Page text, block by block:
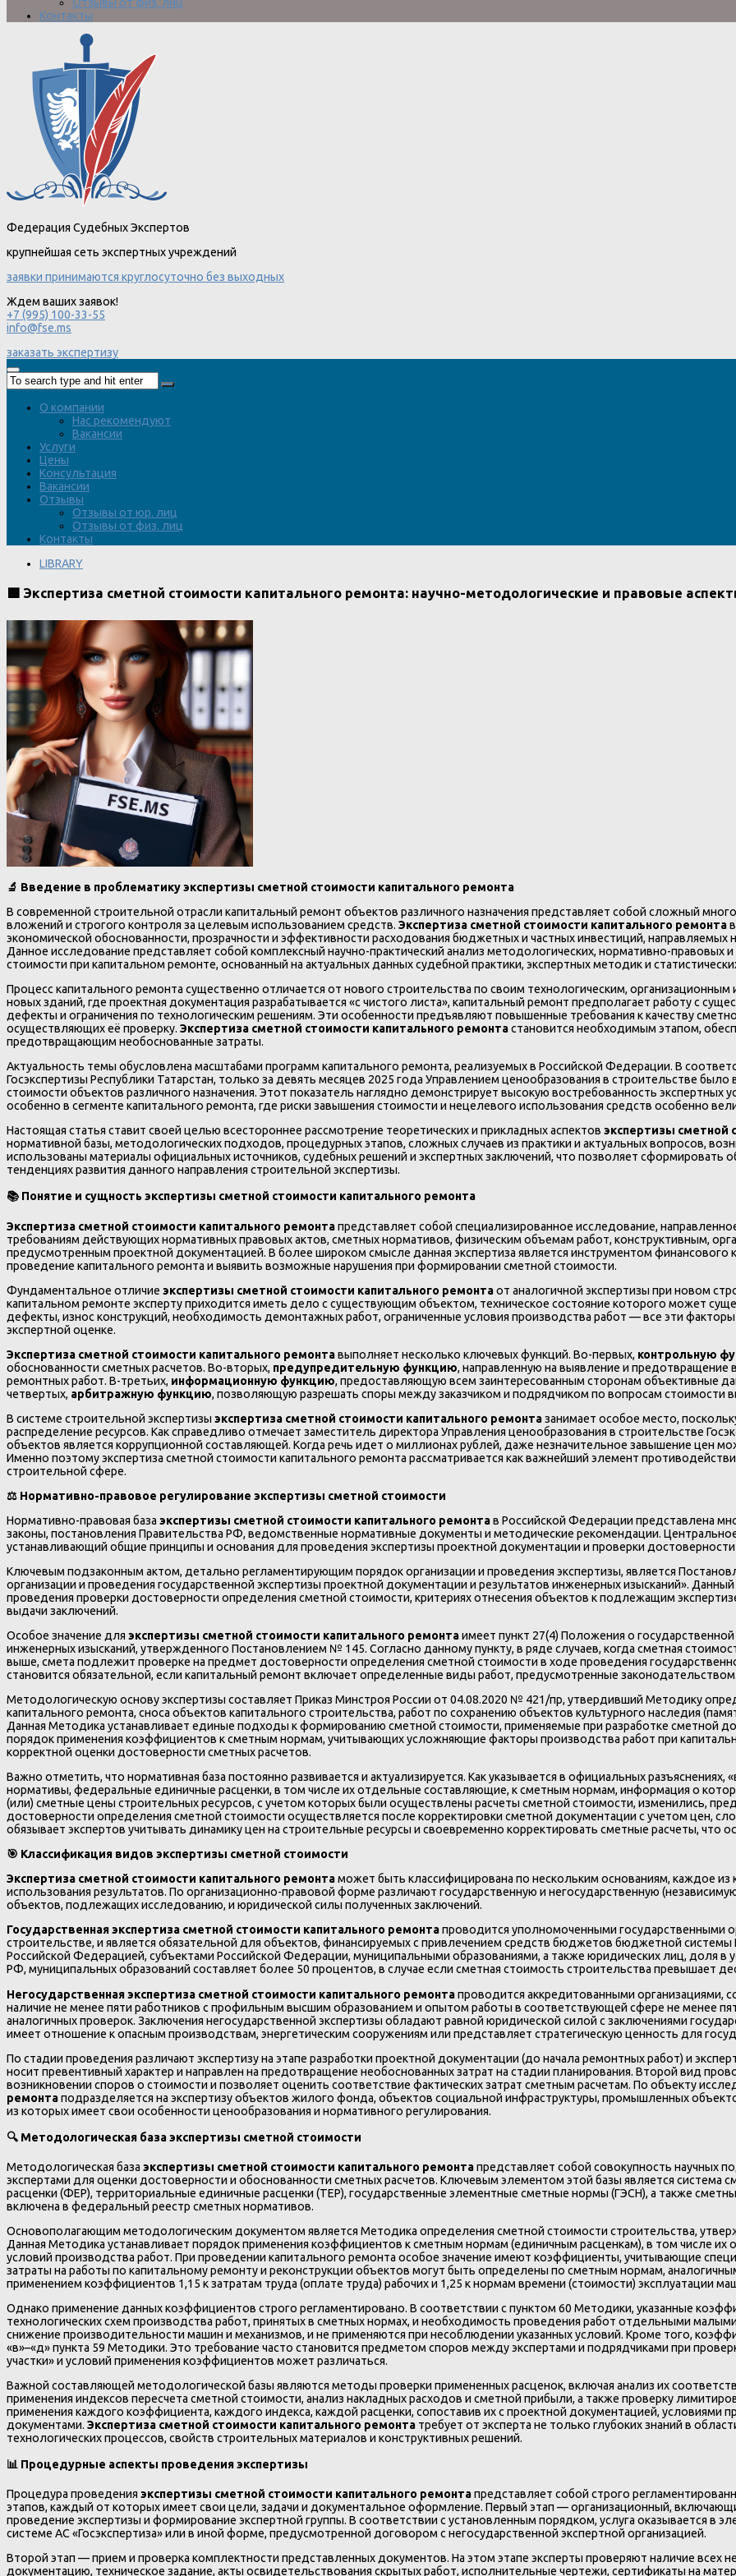
Отзывы от физ. лиц
Контакты
Федерация Судебных Экспертов
крупнейшая сеть экспертных учреждений
заявки принимаются круглосуточно без выходных
Ждем ваших заявок!
+7 (995) 100-33-55
info@fse.ms
заказать экспертизу
О компании
Нас рекомендуют
Вакансии
Услуги
Цены
Консультация
Вакансии
Отзывы
Отзывы от юр. лиц
Отзывы от физ. лиц
Контакты
LIBRARY
🟩 Экспертиза сметной стоимости капитального ремонта: научно-методологические и правовые
🔬 Введение в проблематику экспертизы сметной стоимости капитального ремонта
В современной строительной отрасли капитальный ремонт объектов различного назначения представляет собой сложный
вложений и строгого контроля за целевым использованием средств. Экспертиза сметной стоимости капитального ремонта
экономической обоснованности, прозрачности и эффективности расходования бюджетных и частных инвестиций,
Данное исследование представляет собой комплексный научно-практический анализ методологических, нормативно-правовых
стоимости при капитальном ремонте, основанный на актуальных данных судебной практики, экспертных методик и
Процесс капитального ремонта существенно отличается от нового строительства по своим технологическим,
новых зданий, где проектная документация разрабатывается «с чистого листа», капитальный ремонт предполагает работу с
дефекты и ограничения по технологическим решениям. Эти особенности предъявляют повышенные требования к качеству
осуществляющих её проверку. Экспертиза сметной стоимости капитального ремонтастановится необходимым этапом,
предотвращающим необоснованные затраты.
Актуальность темы обусловлена масштабами программ капитального ремонта, реализуемых в Российской Федерации. В
Госэкспертизы Республики Татарстан, только за девять месяцев 2025 года Управлением ценообразования в строительстве
стоимости объектов различного назначения. Этот показатель наглядно демонстрирует высокую востребованность экспертных
особенно в сегменте капитального ремонта, где риски завышения стоимости и нецелевого использования средств особенно
Настоящая статья ставит своей целью всестороннее рассмотрение теоретических и прикладных аспектов экспертизы сметной
нормативной базы, методологических подходов, процедурных этапов, сложных случаев из практики и актуальных вопросов,
использованы материалы официальных источников, судебных решений и экспертных заключений, что позволяет сформировать
тенденциях развития данного направления строительной экспертизы.
📚 Понятие и сущность экспертизы сметной стоимости капитального ремонта
Экспертиза сметной стоимости капитального ремонтапредставляет собой специализированное исследование,
требованиям действующих нормативных правовых актов, сметных нормативов, физическим объемам работ, конструктивным,
предусмотренным проектной документацией. В более широком смысле данная экспертиза является инструментом
проведение капитального ремонта и выявить возможные нарушения при формировании сметной стоимости.
Фундаментальное отличие экспертизы сметной стоимости капитального ремонтаот аналогичной экспертизы при новом
капитальном ремонте эксперту приходится иметь дело с существующим объектом, техническое состояние которого может
дефекты, износ конструкций, необходимость демонтажных работ, ограниченные условия производства работ — все эти
экспертной оценке.
Экспертиза сметной стоимости капитального ремонтавыполняет несколько ключевых функций. Во-первых, контрольную
обоснованности сметных расчетов. Во-вторых, предупредительную функцию, направленную на выявление и
ремонтных работ. В-третьих, информационную функцию, предоставляющую всем заинтересованным сторонам объективные
четвертых, арбитражную функцию, позволяющую разрешать споры между заказчиком и подрядчиком по вопросам стоимости
В системе строительной экспертизы экспертиза сметной стоимости капитального ремонтазанимает особое место,
распределение ресурсов. Как справедливо отмечает заместитель директора Управления ценообразования в строительстве
объектов является коррупционной составляющей. Когда речь идет о миллионах рублей, даже незначительное завышение цен
Именно поэтому экспертиза сметной стоимости капитального ремонта рассматривается как важнейший элемент
строительной сфере.
⚖️ Нормативно-правовое регулирование экспертизы сметной стоимости
Нормативно-правовая база экспертизы сметной стоимости капитального ремонтав Российской Федерации представлена
законы, постановления Правительства РФ, ведомственные нормативные документы и методические рекомендации.
устанавливающий общие принципы и основания для проведения экспертизы проектной документации и проверки
Ключевым подзаконным актом, детально регламентирующим порядок организации и проведения экспертизы, является
организации и проведения государственной экспертизы проектной документации и результатов инженерных изысканий».
проведения проверки достоверности определения сметной стоимости, критериях отнесения объектов к подлежащим
выдачи заключений.
Особое значение для экспертизы сметной стоимости капитального ремонтаимеет пункт 27(4) Положения о
инженерных изысканий, утвержденного Постановлением № 145. Согласно данному пункту, в ряде случаев, когда сметная
выше, смета подлежит проверке на предмет достоверности определения сметной стоимости в ходе проведения
становится обязательной, если капитальный ремонт включает определенные виды работ, предусмотренные
Методологическую основу экспертизы составляет Приказ Минстроя России от 04.08.2020 № 421/пр, утвердивший Методику
капитального ремонта, сноса объектов капитального строительства, работ по сохранению объектов культурного наследия
Данная Методика устанавливает единые подходы к формированию сметной стоимости, применяемые при разработке сметной
порядок применения коэффициентов к сметным нормам, учитывающих усложняющие факторы производства работ при
корректной оценки достоверности сметных расчетов.
Важно отметить, что нормативная база постоянно развивается и актуализируется. Как указывается в официальных
нормативы, федеральные единичные расценки, в том числе их отдельные составляющие, к сметным нормам, информация о
(или) сметные цены строительных ресурсов, с учетом которых были осуществлены расчеты сметной стоимости, изменились,
достоверности определения сметной стоимости осуществляется после корректировки сметной документации с учетом цен,
обязывает экспертов учитывать динамику цен на строительные ресурсы и своевременно корректировать сметные расчеты, что
🎯 Классификация видов экспертизы сметной стоимости
Экспертиза сметной стоимости капитального ремонтаможет быть классифицирована по нескольким основаниям, каждое
использования результатов. По организационно-правовой форме различают государственную и негосударственную
объектов, подлежащих исследованию, и юридической силы полученных заключений.
Государственная экспертиза сметной стоимости капитального ремонтапроводится уполномоченными государственными
строительстве, и является обязательной для объектов, финансируемых с привлечением средств бюджетов бюджетной
Российской Федерацией, субъектами Российской Федерации, муниципальными образованиями, а также юридических лиц, доля в
РФ, муниципальных образований составляет более 50 процентов, в случае если сметная стоимость строительства превышает
Негосударственная экспертиза сметной стоимости капитального ремонтапроводится аккредитованными организациями,
наличие не менее пяти работников с профильным высшим образованием и опытом работы в соответствующей сфере не менее
аналогичных проверок. Заключения негосударственной экспертизы обладают равной юридической силой с заключениями
имеет отношение к опасным производствам, энергетическим сооружениям или представляет стратегическую ценность для
По стадии проведения различают экспертизу на этапе разработки проектной документации (до начала ремонтных работ) и
носит превентивный характер и направлен на предотвращение необоснованных затрат на стадии планирования. Второй вид
возникновении споров о стоимости и позволяет оценить соответствие фактических затрат сметным расчетам. По объекту
ремонтаподразделяется на экспертизу объектов жилого фонда, объектов социальной инфраструктуры, промышленных
из которых имеет свои особенности ценообразования и нормативного регулирования.
🔍 Методологическая база экспертизы сметной стоимости
Методологическая база экспертизы сметной стоимости капитального ремонтапредставляет собой совокупность научных
экспертами для оценки достоверности и обоснованности сметных расчетов. Ключевым элементом этой базы является
расценки (ФЕР), территориальные единичные расценки (ТЕР), государственные элементные сметные нормы (ГЭСН), а также
включена в федеральный реестр сметных нормативов.
Основополагающим методологическим документом является Методика определения сметной стоимости строительства,
Данная Методика устанавливает порядок применения коэффициентов к сметным нормам (единичным расценкам), в том числе
условий производства работ. При проведении капитального ремонта особое значение имеют коэффициенты, учитывающие
затраты на работы по капитальному ремонту и реконструкции объектов могут быть определены по сметным нормам,
применением коэффициентов 1,15 к затратам труда (оплате труда) рабочих и 1,25 к нормам времени (стоимости) эксплуатации
Однако применение данных коэффициентов строго регламентировано. В соответствии с пунктом 60 Методики, указанные
технологических схем производства работ, принятых в сметных нормах, и необходимость проведения работ отдельными
снижение производительности машин и механизмов, и не применяются при несоблюдении указанных условий. Кроме того,
«в»–«д» пункта 59 Методики. Это требование часто становится предметом споров между экспертами и подрядчиками при
участки» и условий применения коэффициентов может различаться.
Важной составляющей методологической базы являются методы проверки примененных расценок, включая анализ их
применения индексов пересчета сметной стоимости, анализ накладных расходов и сметной прибыли, а также проверку
применения каждого коэффициента, каждого индекса, каждой расценки, сопоставив их с проектной документацией,
документами. Экспертиза сметной стоимости капитального ремонта требует от эксперта не только глубоких знаний в
технологических процессов, свойств строительных материалов и конструктивных решений.
📊 Процедурные аспекты проведения экспертизы
Процедура проведения экспертизы сметной стоимости капитального ремонтапредставляет собой строго
этапов, каждый от которых имеет свои цели, задачи и документальное оформление. Первый этап — организационный,
проведение экспертизы и формирование экспертной группы. В соответствии с установленным порядком, услуга оказывается в
системе АС «Госэкспертиза» или в иной форме, предусмотренной договором с негосударственной экспертной организацией.
Второй этап — прием и проверка комплектности представленных документов. На этом этапе эксперты проверяют наличие
документацию, техническое задание, акты освидетельствования скрытых работ, исполнительные чертежи, сертификаты на